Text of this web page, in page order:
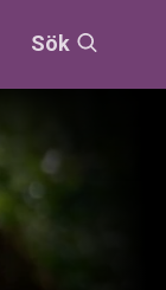
Sök